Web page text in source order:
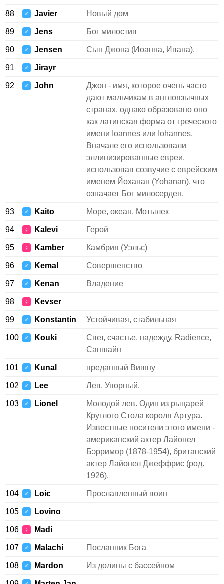
88 ♂ Javier Новый дом
89 ♂ Jens Бог милостив
90 ♂ Jensen Сын Джона (Иоанна, Ивана).
91 ♂ Jirayr
92 ♂ John
Джон - имя, которое очень часто
дают мальчикам в англоязычных
странах, однако образовано оно
как латинская форма от греческого
имени Ioannes или Iohannes.
Вначале его использовали
эллинизированные евреи,
использовав созвучие с еврейским
именем Йоханан (Yohanan), что
означает Бог милосерден.
93 ♂ Kaito Море, океан. Мотылек
94 ♀ Kalevi Герой
95 ♀ Kamber Камбрия (Уэльс)
96 ♂ Kemal Совершенство
97 ♂ Kenan Владение
98 ♀ Kevser
99 ♂ Konstantin Устойчивая, стабильная
100 ♂ Kouki
Свет, счастье, надежду, Radience,
Саншайн
101 ♂ Kunal преданный Вишну
102 ♂ Lee Лев. Упорный.
103 ♂ Lionel
Молодой лев. Один из рыцарей
Круглого Стола короля Артура.
Известные носители этого имени -
американский актер Лайонел
Бэрримор (1878-1954), британский
актер Лайонел Джеффрис (род.
1926).
104 ♂ Loic Прославленный воин
105 ♂ Lovino
106 ♀ Madi
107 ♂ Malachi Посланник Бога
108 ♂ Mardon Из долины с бассейном